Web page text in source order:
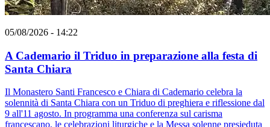
05/08/2026 - 14:22
A Cademario il Triduo in preparazione alla festa di
Santa Chiara
Il Monastero Santi Francesco e Chiara di Cademario celebra la
solennità di Santa Chiara con un Triduo di preghiera e riflessione dal
9 all'11 agosto. In programma una conferenza sul carisma
francescano, le celebrazioni liturgiche e la Messa solenne presieduta